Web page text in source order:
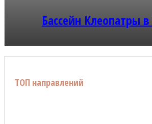
Бассейн Клеопатры
ТОП направлений